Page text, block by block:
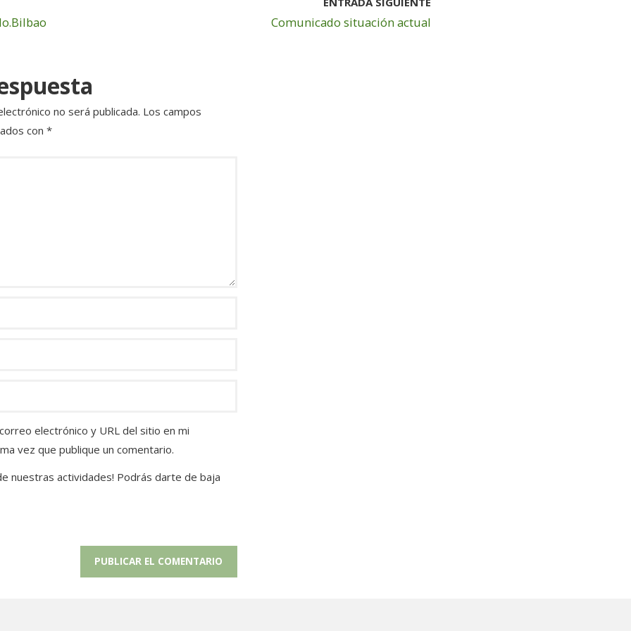
rt Comunicado situación actual
no será publicada. Los campos
con *
electrónico y URL del sitio en mi
vez que publique un comentario.
nuestras actividades! Podrás darte de baja